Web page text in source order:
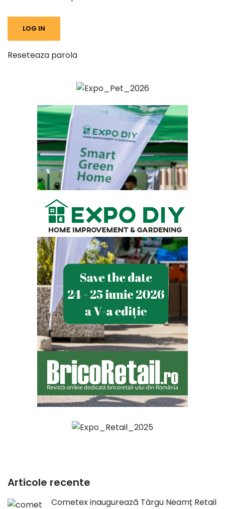
Reseteaza parola
Articole recente
Cometex inaugurează Târgu Neamț Retail